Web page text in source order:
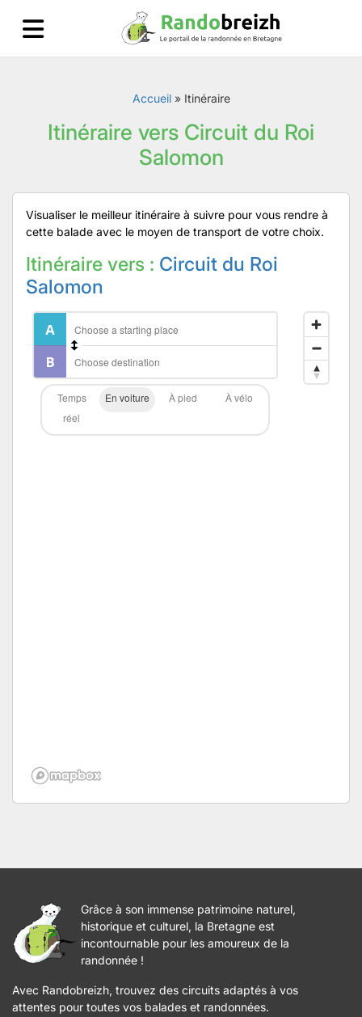
Accueil» Itinéraire
Itinéraire vers Circuit du Roi
Salomon
Visualiser le meilleur itinéraire à suivre pour vous rendre à
cette balade avec le moyen de transport de votre choix.
Itinéraire vers : Circuit du Roi
Salomon
Grâce à son immense patrimoine naturel,
historique et culturel, la Bretagne est
incontournable pour les amoureux de la
randonnée !
Avec Randobreizh, trouvez des circuits adaptés à vos
attentes pour toutes vos balades et randonnées.